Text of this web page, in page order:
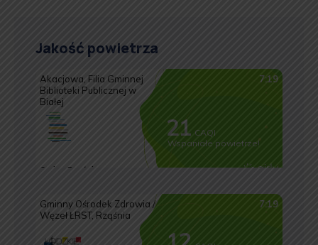
Jakość powietrza